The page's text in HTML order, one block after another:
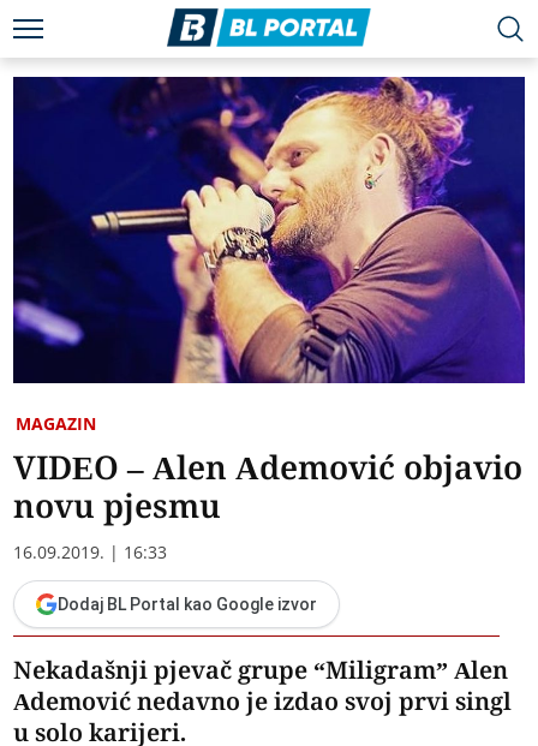
MAGAZIN
VIDEO – Alen Ademović objavio
novu pjesmu
16.09.2019. | 16:33
Dodaj BL Portal kao Google izvor
Nekadašnji pjevač grupe “Miligram” Alen
Ademović nedavno je izdao svoj prvi singl
u solo karijeri.